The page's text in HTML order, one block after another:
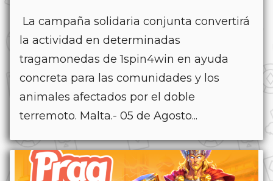
La campaña solidaria conjunta convertirá
la actividad en determinadas
tragamonedas de 1spin4win en ayuda
concreta para las comunidades y los
animales afectados por el doble
terremoto. Malta.- 05 de Agosto...